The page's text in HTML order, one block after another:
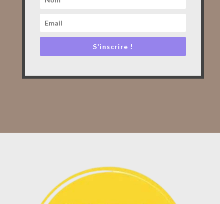
S'inscrire !